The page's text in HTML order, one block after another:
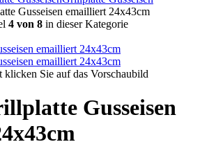
Gusseisen emailliert 24x43cm
4 von 8 in dieser Kategorie
klicken Sie auf das Vorschaubild
Gusseisen